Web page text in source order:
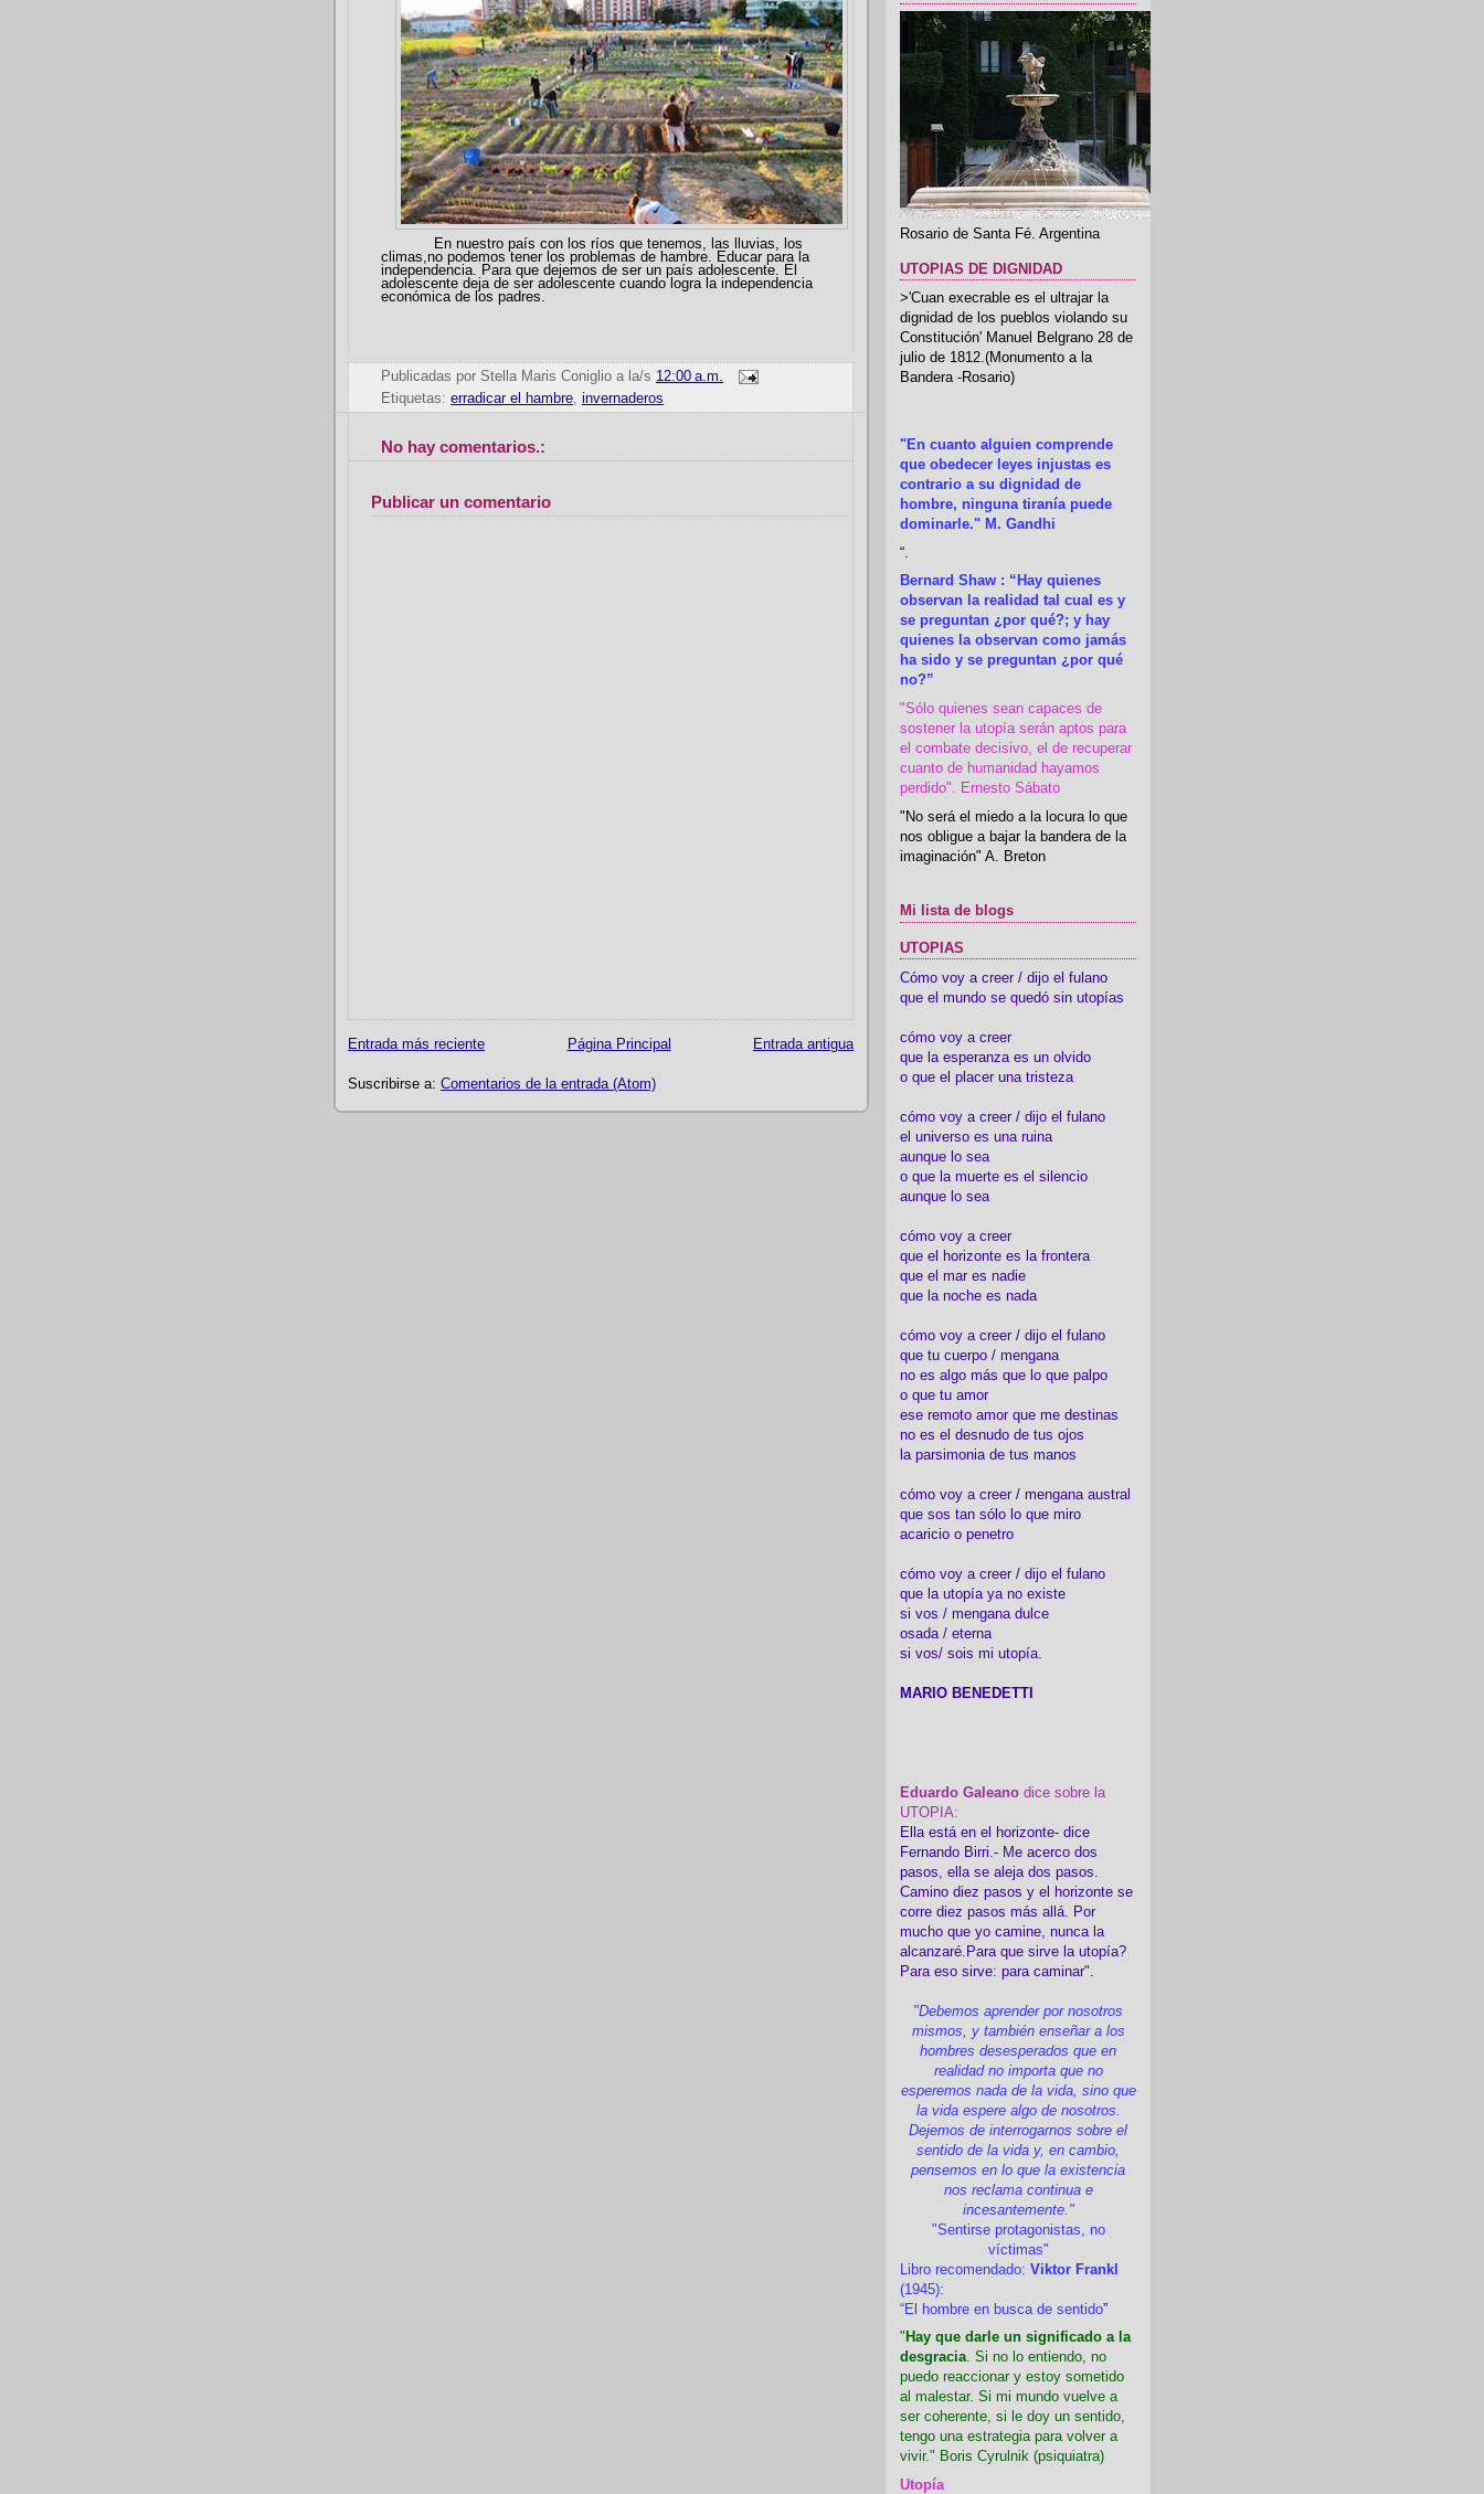
En nuestro país con los ríos que tenemos, las lluvias, los
climas,no podemos tener los problemas de hambre. Educar para la
independencia. Para que dejemos de ser un país adolescente. El
adolescente deja de ser adolescente cuando logra la independencia
económica de los padres.
Publicadas por Stella Maris Coniglio a la/s 12:00 a.m.
Etiquetas: erradicar el hambre, invernaderos
No hay comentarios.:
Publicar un comentario
Entrada más reciente Entrada antigua
Página Principal
Suscribirse a: Comentarios de la entrada (Atom)
Rosario de Santa Fé. Argentina
UTOPIAS DE DIGNIDAD
>'Cuan execrable es el ultrajar la
dignidad de los pueblos violando su
Constitución' Manuel Belgrano 28 de
julio de 1812.(Monumento a la
Bandera -Rosario)
"En cuanto alguien comprende
que obedecer leyes injustas es
contrario a su dignidad de
hombre, ninguna tiranía puede
dominarle." M. Gandhi
“.
Bernard Shaw : “Hay quienes
observan la realidad tal cual es y
se preguntan ¿por qué?; y hay
quienes la observan como jamás
ha sido y se preguntan ¿por qué
no?”
"Sólo quienes sean capaces de
sostener la utopía serán aptos para
el combate decisivo, el de recuperar
cuanto de humanidad hayamos
perdido". Ernesto Sábato
"No será el miedo a la locura lo que
nos obligue a bajar la bandera de la
imaginación" A. Breton
Mi lista de blogs
UTOPIAS
Cómo voy a creer / dijo el fulano
que el mundo se quedó sin utopías
cómo voy a creer
que la esperanza es un olvido
o que el placer una tristeza
cómo voy a creer / dijo el fulano
el universo es una ruina
aunque lo sea
o que la muerte es el silencio
aunque lo sea
cómo voy a creer
que el horizonte es la frontera
que el mar es nadie
que la noche es nada
cómo voy a creer / dijo el fulano
que tu cuerpo / mengana
no es algo más que lo que palpo
o que tu amor
ese remoto amor que me destinas
no es el desnudo de tus ojos
la parsimonia de tus manos
cómo voy a creer / mengana austral
que sos tan sólo lo que miro
acaricio o penetro
cómo voy a creer / dijo el fulano
que la utopía ya no existe
si vos / mengana dulce
osada / eterna
si vos/ sois mi utopía.
MARIO BENEDETTI
Eduardo Galeano dice sobre la
UTOPIA:
Ella está en el horizonte- dice
Fernando Birri.- Me acerco dos
pasos, ella se aleja dos pasos.
Camino diez pasos y el horizonte se
corre diez pasos más allá. Por
mucho que yo camine, nunca la
alcanzaré.Para que sirve la utopía?
Para eso sirve: para caminar".
"Debemos aprender por nosotros
mismos, y también enseñar a los
hombres desesperados que en
realidad no importa que no
esperemos nada de la vida, sino que
la vida espere algo de nosotros.
Dejemos de interrogarnos sobre el
sentido de la vida y, en cambio,
pensemos en lo que la existencia
nos reclama continua e
incesantemente."
"Sentirse protagonistas, no
víctimas"
Libro recomendado: Viktor Frankl
(1945):
“El hombre en busca de sentido”
" Hay que darle un significado a la
desgracia. Si no lo entiendo, no
puedo reaccionar y estoy sometido
al malestar. Si mi mundo vuelve a
ser coherente, si le doy un sentido,
tengo una estrategia para volver a
vivir." Boris Cyrulnik (psiquiatra)
Utopía